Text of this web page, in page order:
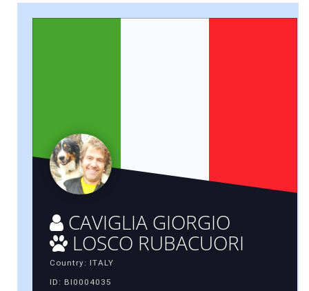
CAVIGLIA GIORGIO
LOSCO RUBACUORI
Country: ITALY
ID: BI0004035